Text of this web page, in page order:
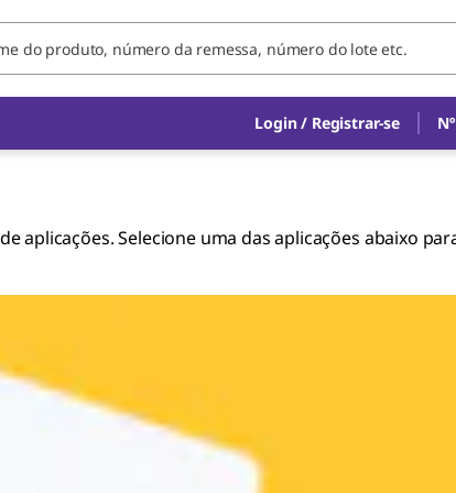
Login / Registrar-se
Selecione uma das aplicações abaixo